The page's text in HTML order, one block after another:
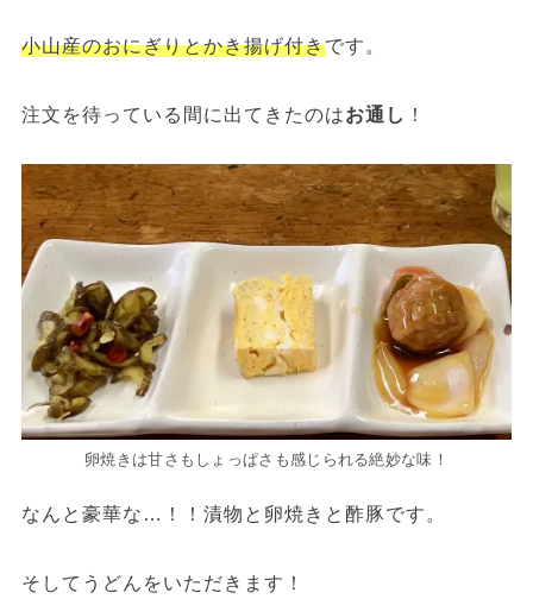
小山産のおにぎりとかき揚げ付きです。
注文を待っている間に出てきたのはお通し ！
卵焼きは甘さもしょっぱさも感じられる絶妙な味！
なんと豪華な…！！漬物と卵焼きと酢豚です。
そしてうどんをいただきます！